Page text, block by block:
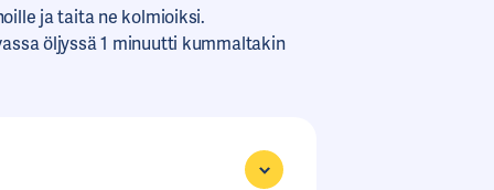
ja taita ne kolmioiksi.
öljyssä 1 minuutti kummaltakin